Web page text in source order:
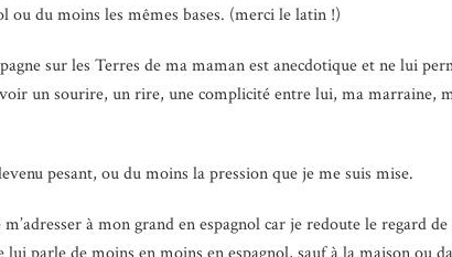
ou du moins les mêmes bases. (merci le latin !)
sur les Terres de ma maman est anecdotique et ne lui
un sourire, un rire, une complicité entre lui, ma marraine,
pesant, ou du moins la pression que je me suis mise.
à mon grand en espagnol car je redoute le regard